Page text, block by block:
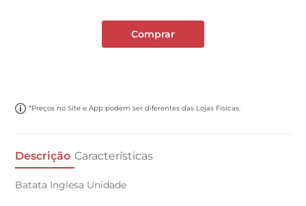
Comprar
*Preços no Site e App podem ser diferentes das Lojas Físicas.
Descrição Características
Batata Inglesa Unidade